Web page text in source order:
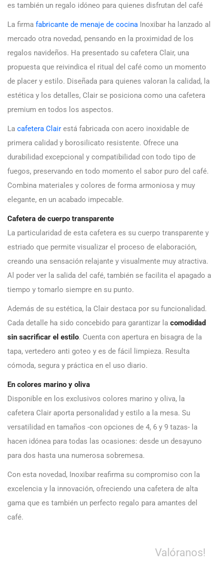
es también un regalo idóneo para quienes disfrutan del café
La firma fabricante de menaje de cocina Inoxibar ha lanzado al
mercado otra novedad, pensando en la proximidad de los
regalos navideños. Ha presentado su cafetera Clair, una
propuesta que reivindica el ritual del café como un momento
de placer y estilo. Diseñada para quienes valoran la calidad, la
estética y los detalles, Clair se posiciona como una cafetera
premium en todos los aspectos.
La cafetera Clair está fabricada con acero inoxidable de
primera calidad y borosilicato resistente. Ofrece una
durabilidad excepcional y compatibilidad con todo tipo de
fuegos, preservando en todo momento el sabor puro del café.
Combina materiales y colores de forma armoniosa y muy
elegante, en un acabado impecable.
Cafetera de cuerpo transparente
La particularidad de esta cafetera es su cuerpo transparente y
estriado que permite visualizar el proceso de elaboración,
creando una sensación relajante y visualmente muy atractiva.
Al poder ver la salida del café, también se facilita el apagado a
tiempo y tomarlo siempre en su punto.
Además de su estética, la Clair destaca por su funcionalidad.
Cada detalle ha sido concebido para garantizar la comodidad
sin sacrificar el estilo. Cuenta con apertura en bisagra de la
tapa, vertedero anti goteo y es de fácil limpieza. Resulta
cómoda, segura y práctica en el uso diario.
En colores marino y oliva
Disponible en los exclusivos colores marino y oliva, la
cafetera Clair aporta personalidad y estilo a la mesa. Su
versatilidad en tamaños -con opciones de 4, 6 y 9 tazas- la
hacen idónea para todas las ocasiones: desde un desayuno
para dos hasta una numerosa sobremesa.
Con esta novedad, Inoxibar reafirma su compromiso con la
excelencia y la innovación, ofreciendo una cafetera de alta
gama que es también un perfecto regalo para amantes del
café.
Valóranos!